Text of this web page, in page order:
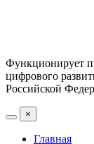
Функционирует
цифрового
Российской
×
Главная